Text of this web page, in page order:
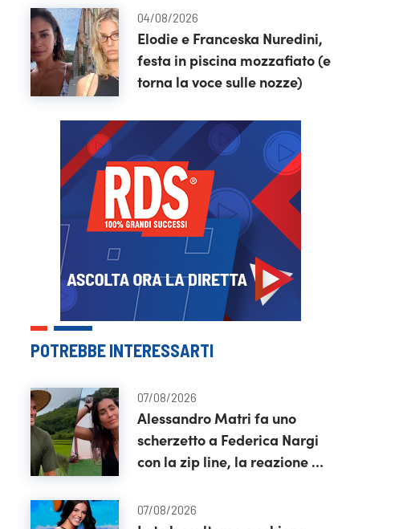
04/08/2026
Elodie e Franceska Nuredini,
festa in piscina mozzafiato (e
torna la voce sulle nozze)
POTREBBE INTERESSARTI
07/08/2026
Alessandro Matri fa uno
scherzetto a Federica Nargi
con la zip line, la reazione è
07/08/2026